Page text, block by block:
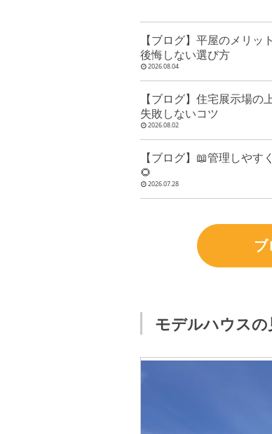
【ブログ】平屋のメリ
後悔しない選び方
2026.08.04
【ブログ】住宅展示場
失敗しないコツ
2026.08.02
【ブログ】📖管理しや
🌻
2026.07.28
ブ
モデルハウスの